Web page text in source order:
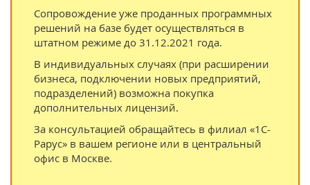
Сопровождение уже проданных программных
решений на базе будет осуществляться в
штатном режиме до 31.12.2021 года.
В индивидуальных случаях (при расширении
бизнеса, подключении новых предприятий,
подразделений) возможна покупка
дополнительных лицензий.
За консультацией обращайтесь в филиал «1С-
Рарус» в вашем регионе или в центральный
офис в Москве.